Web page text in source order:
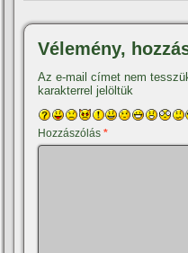
Vélemény,
Az e-mail címet nem
karakterrel jelöltük
Hozzászólás*